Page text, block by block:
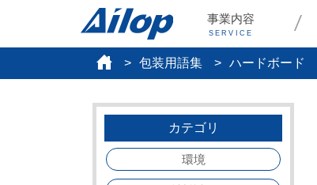
事業内容
SERVICE
包装用語集 ハードボード
カテゴリ
環境